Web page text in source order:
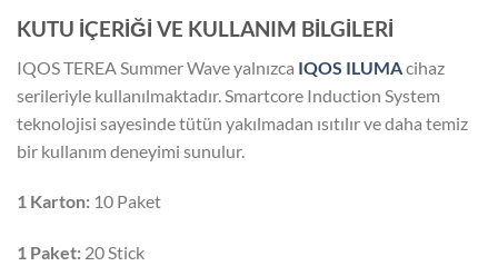
KUTU İÇERİĞİ VE KULLANIM BİLGİLERİ
IQOS TEREA Summer Wave yalnızca IQOS ILUMAcihaz
serileriyle kullanılmaktadır. Smartcore Induction System
teknolojisi sayesinde tütün yakılmadan ısıtılır ve daha temiz
bir kullanım deneyimi sunulur.
1 Karton: 10 Paket
1 Paket: 20 Stick